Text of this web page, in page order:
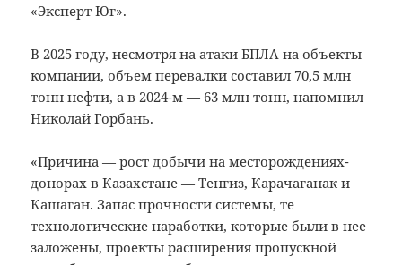
«Эксперт Юг».
В 2025 году, несмотря на атаки БПЛА на объекты
компании, объем перевалки составил 70,5 млн
тонн нефти, а в 2024-м — 63 млн тонн, напомнил
Николай Горбань.
«Причина — рост добычи на месторождениях-
донорах в Казахстане — Тенгиз, Карачаганак и
Кашаган. Запас прочности системы, те
технологические наработки, которые были в нее
заложены, проекты расширения пропускной